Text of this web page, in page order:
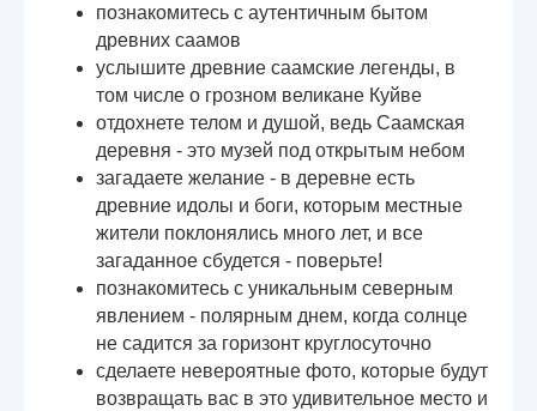
познакомитесь с аутентичным бытом
древних саамов
услышите древние саамские легенды, в
том числе о грозном великане Куйве
отдохнете телом и душой, ведь Саамская
деревня - это музей под открытым небом
загадаете желание - в деревне есть
древние идолы и боги, которым местные
жители поклонялись много лет, и все
загаданное сбудется - поверьте!
познакомитесь с уникальным северным
явлением - полярным днем, когда солнце
не садится за горизонт круглосуточно
сделаете невероятные фото, которые будут
возвращать вас в это удивительное место и